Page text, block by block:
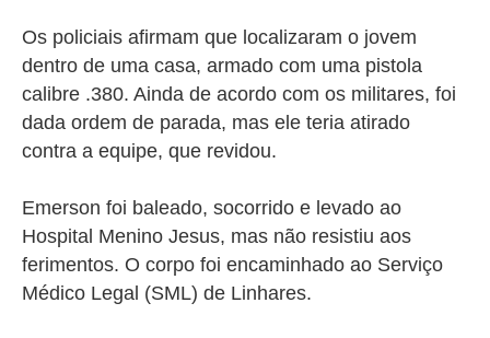
Os policiais afirmam que localizaram o jovem
dentro de uma casa, armado com uma pistola
calibre .380. Ainda de acordo com os militares, foi
dada ordem de parada, mas ele teria atirado
contra a equipe, que revidou.
Emerson foi baleado, socorrido e levado ao
Hospital Menino Jesus, mas não resistiu aos
ferimentos. O corpo foi encaminhado ao Serviço
Médico Legal (SML) de Linhares.